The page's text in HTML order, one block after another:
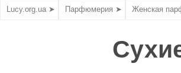
Lucy.org.ua ➤ Парфюмерия ➤ Женская